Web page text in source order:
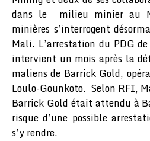
dans le milieu minier au
minières s’interrogent
Mali. L’arrestation du PDG
intervient un mois après la
maliens de Barrick Gold,
Loulo-Gounkoto. Selon RFI,
Barrick Gold était attendu à
risque d’une possible
s’y rendre.